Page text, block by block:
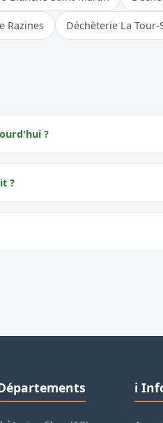
Razines Déchèterie La Tour-
?
?
ℹ️